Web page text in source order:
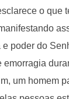
o que
e poder do
emorragia
um homem